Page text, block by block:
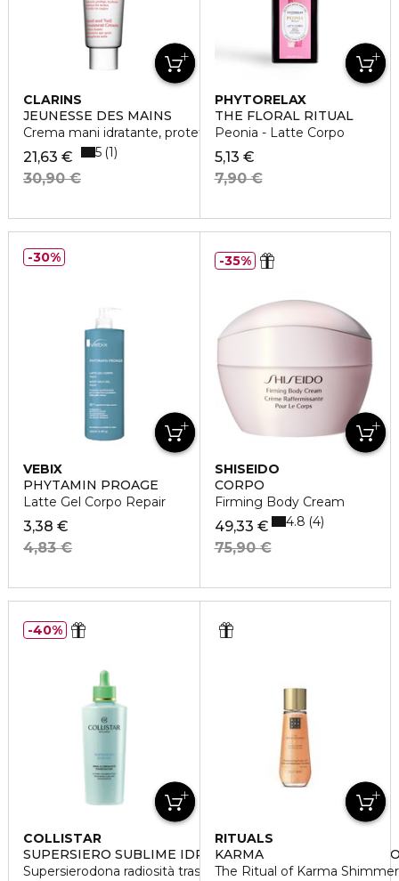
CLARINS
JEUNESSE DES MAINS
Crema mani idratante, protettiva, anti-età
21,63 €
30,90 €
5 1
PHYTORELAX
THE FLORAL RITUAL
Peonia - Latte Corpo
5,13 €
7,90 €
VEBIX
PHYTAMIN PROAGE
Latte Gel Corpo Repair
3,38 €
4,83 €
30%
SHISEIDO
CORPO
Firming Body Cream
49,33 €
75,90 €
4.8 4
35%
COLLISTAR
SUPERSIERO SUBLIME IDRA-ILLUMINANTE
Supersierodona radiosità trasformativa idrata fino a 72h
40%
RITUALS
KARMA
The Ritual of Karma